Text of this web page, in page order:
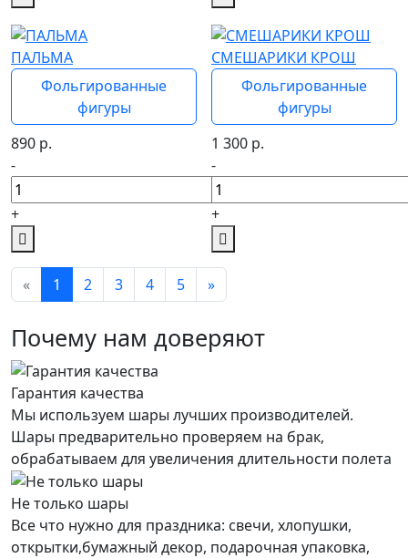
ПАЛЬМА
Фольгированные
фигуры
890 р.
-
+
СМЕШАРИКИ КРОШ
Фольгированные
фигуры
1 300 р.
-
+
« 1 2 3 4 5 »
Почему нам доверяют
Гарантия качества
Мы используем шары лучших производителей.
Шары предварительно проверяем на брак,
обрабатываем для увеличения длительности полета
Не только шары
Все что нужно для праздника: свечи, хлопушки,
открытки,бумажный декор, подарочная упаковка,